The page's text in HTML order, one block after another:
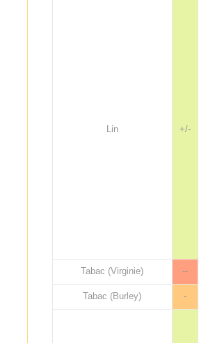
Lin +/-
Tabac (Virginie)
--
Tabac (Burley)
-